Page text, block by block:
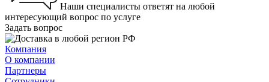
Наши специалисты ответят на любой
интересующий вопрос по услуге
Задать вопрос
Компания
О компании
Партнеры